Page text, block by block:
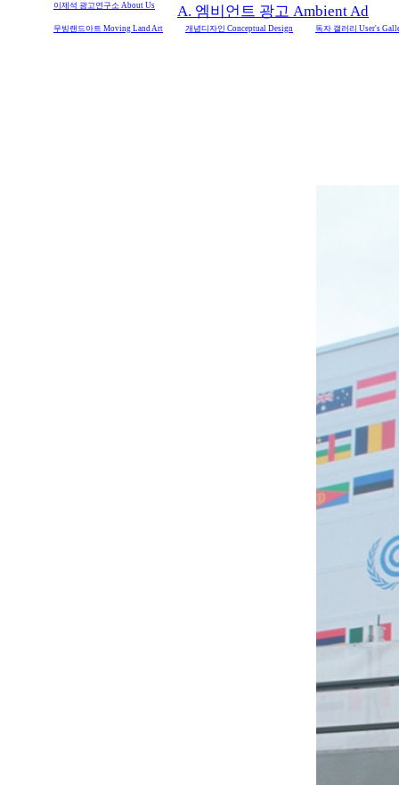
이제석 광고연구소 About Us A. 엠비언트 광고 Ambient Ad
무빙랜드아트 Moving Land Art 개념디자인 Conceptual Design 독자 갤러리 User's